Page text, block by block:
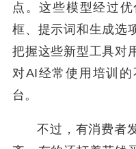
点。这些模型经过
框、提示词和生成选
把握这些新型工具对
对AI经常使用培训
台。
不过，有消费者